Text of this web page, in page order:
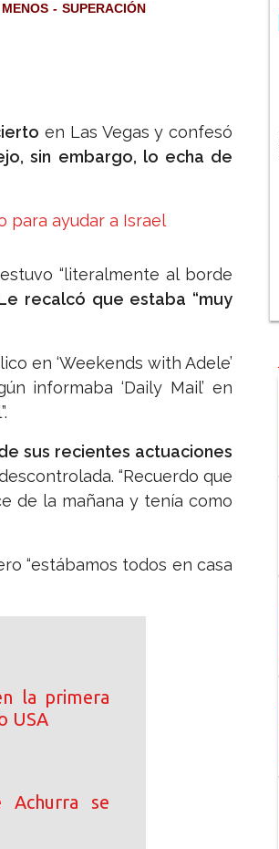
SUPERACIÓN
en Las Vegas y confesó
sin embargo, lo echa de
para ayudar a Israel
“literalmente al borde
recalcó que estaba “muy
en ‘Weekends with Adele’
informaba ‘Daily Mail’ en
sus recientes actuaciones
“Recuerdo que
de la mañana y tenía como
“estábamos todos en casa
la primera
USA
Achurra se